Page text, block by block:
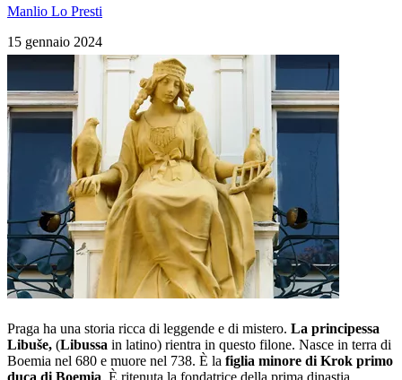
Manlio Lo Presti
15 gennaio 2024
Praga ha una storia ricca di leggende e di mistero. La principessa
Libuše, (Libussa in latino) rientra in questo filone. Nasce in terra di
Boemia nel 680 e muore nel 738. È la figlia minore di Krok primo
duca di Boemia. È ritenuta la fondatrice della prima dinastia